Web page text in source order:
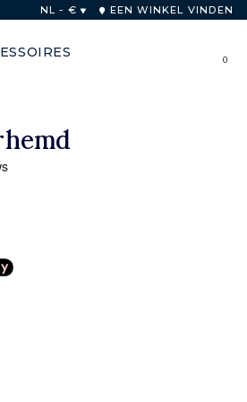
250€
NL - € EEN WINKEL VINDEN
0